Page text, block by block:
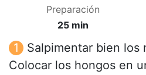
Preparación
25 min
Salpimentar bien los
Colocar los hongos en